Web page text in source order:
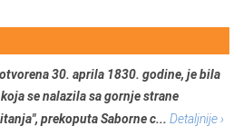
30. aprila 1830. godine, je bila
se nalazila sa gornje strane
prekoputa Saborne c... Detaljnije ›